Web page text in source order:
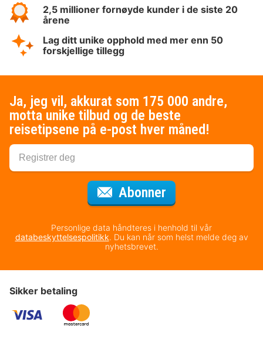
2,5 millioner fornøyde kunder i de siste 20
årene
Lag ditt unike opphold med mer enn 50
forskjellige tillegg
Ja, jeg vil, akkurat som 175 000 andre,
motta unike tilbud og de beste
reisetipsene på e-post hver måned!
Abonner
Personlige data håndteres i henhold til vår
databeskyttelsespolitikk. Du kan når som helst melde deg av
nyhetsbrevet.
Sikker betaling